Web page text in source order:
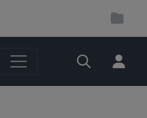
Suche